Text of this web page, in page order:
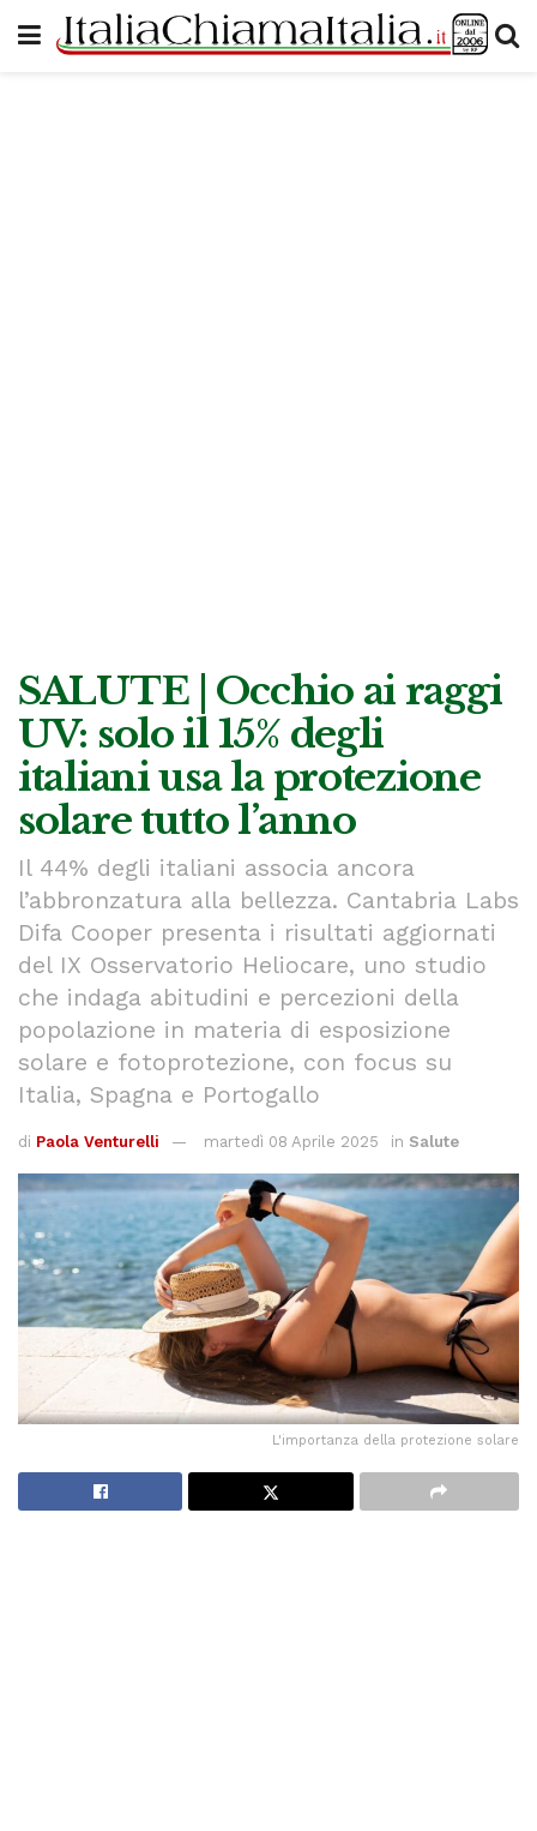
SALUTE | Occhio ai raggi
UV: solo il 15% degli
italiani usa la protezione
solare tutto l’anno
Il 44% degli italiani associa ancora
l’abbronzatura alla bellezza. Cantabria Labs
Difa Cooper presenta i risultati aggiornati
del IX Osservatorio Heliocare, uno studio
che indaga abitudini e percezioni della
popolazione in materia di esposizione
solare e fotoprotezione, con focus su
Italia, Spagna e Portogallo
di Paola Venturelli martedì 08 Aprile 2025 in Salute
L'importanza della protezione solare